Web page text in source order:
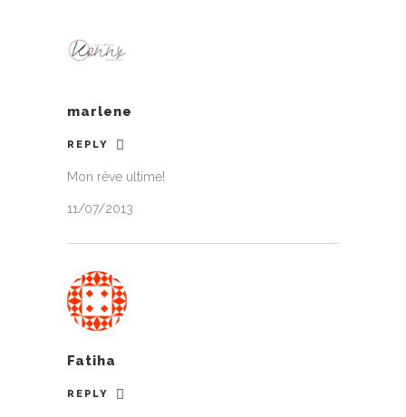
marlene
REPLY
Mon rêve ultime!
11/07/2013
Fatiha
REPLY